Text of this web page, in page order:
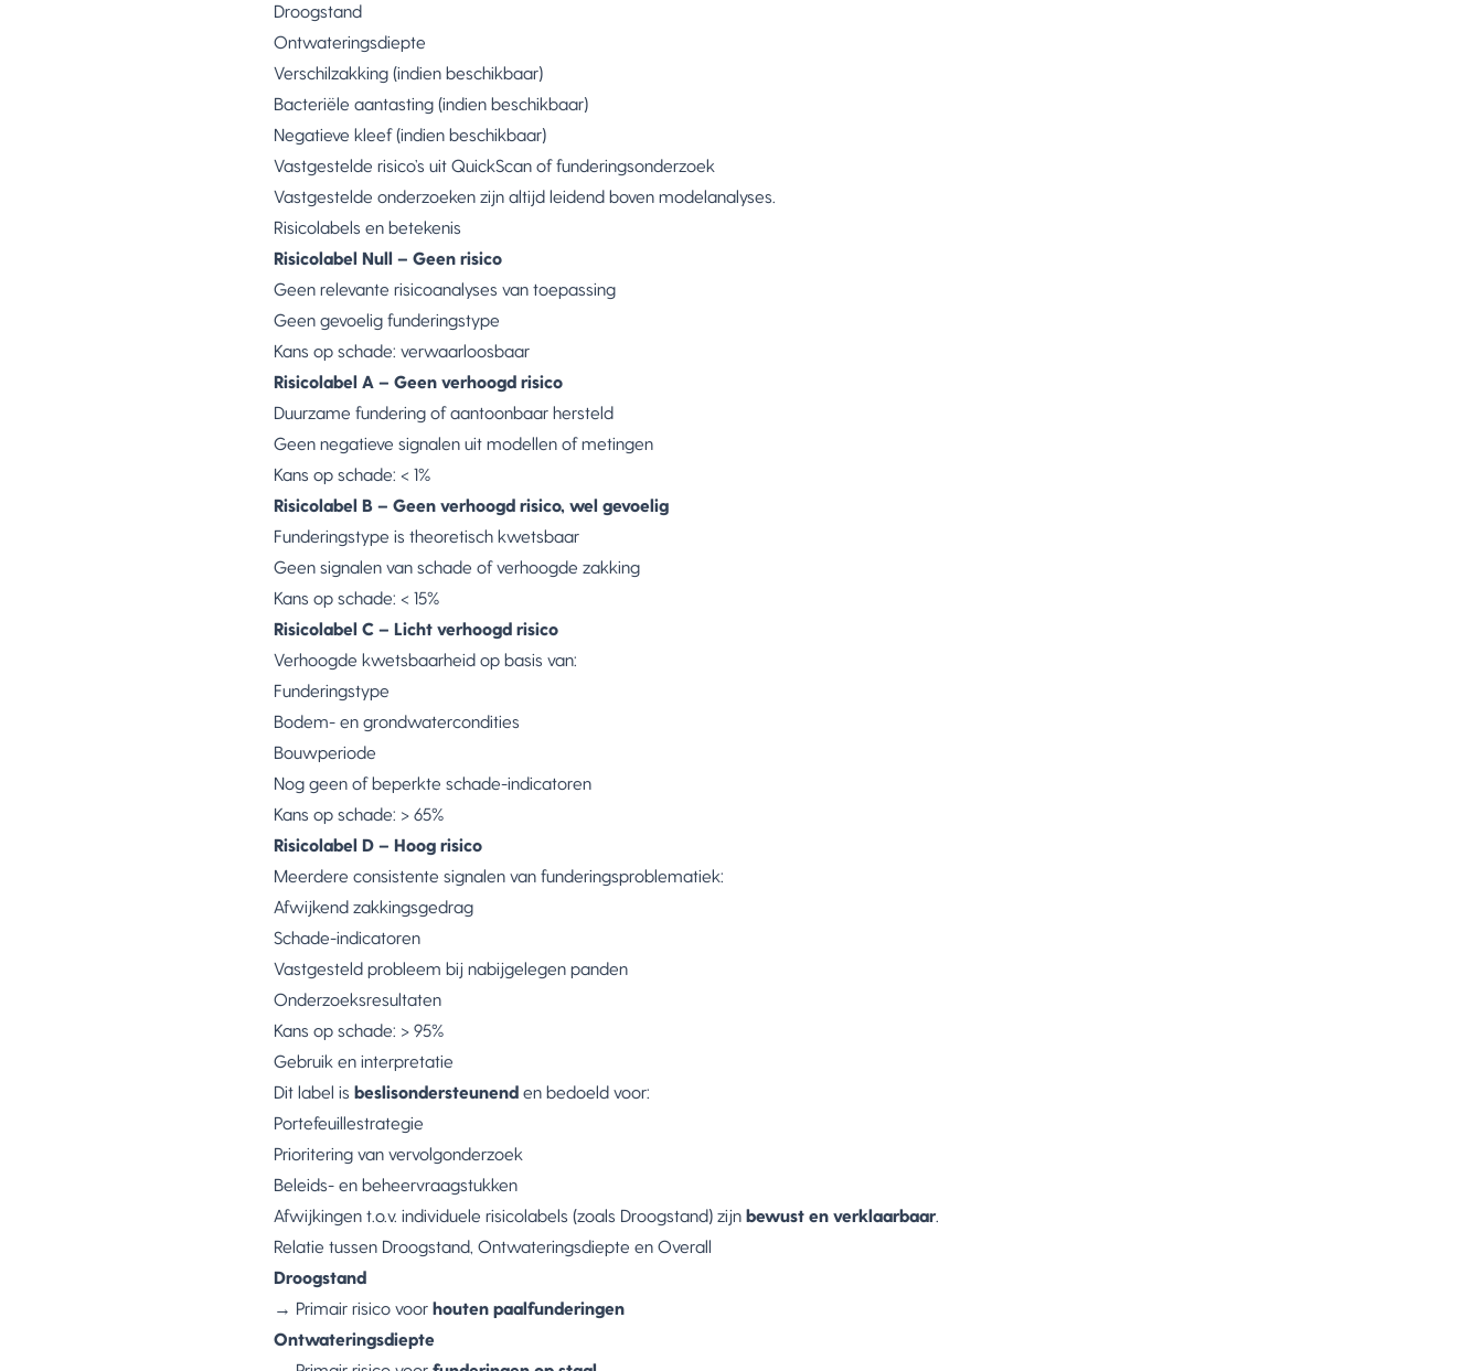
Droogstand
Ontwateringsdiepte
Verschilzakking (indien beschikbaar)
Bacteriële aantasting (indien beschikbaar)
Negatieve kleef (indien beschikbaar)
Vastgestelde risico’s uit QuickScan of funderingsonderzoek
Vastgestelde onderzoeken zijn altijd leidend boven modelanalyses.
Risicolabels en betekenis
Risicolabel Null – Geen risico
Geen relevante risicoanalyses van toepassing
Geen gevoelig funderingstype
Kans op schade: verwaarloosbaar
Risicolabel A – Geen verhoogd risico
Duurzame fundering of aantoonbaar hersteld
Geen negatieve signalen uit modellen of metingen
Kans op schade: < 1%
Risicolabel B – Geen verhoogd risico, wel gevoelig
Funderingstype is theoretisch kwetsbaar
Geen signalen van schade of verhoogde zakking
Kans op schade: < 15%
Risicolabel C – Licht verhoogd risico
Verhoogde kwetsbaarheid op basis van:
Funderingstype
Bodem- en grondwatercondities
Bouwperiode
Nog geen of beperkte schade-indicatoren
Kans op schade: > 65%
Risicolabel D – Hoog risico
Meerdere consistente signalen van funderingsproblematiek:
Afwijkend zakkingsgedrag
Schade-indicatoren
Vastgesteld probleem bij nabijgelegen panden
Onderzoeksresultaten
Kans op schade: > 95%
Gebruik en interpretatie
Dit label is beslisondersteunend en bedoeld voor:
Portefeuillestrategie
Prioritering van vervolgonderzoek
Beleids- en beheervraagstukken
Afwijkingen t.o.v. individuele risicolabels (zoals Droogstand) zijn bewust en verklaarbaar.
Relatie tussen Droogstand, Ontwateringsdiepte en Overall
Droogstand
→ Primair risico voor houten paalfunderingen
Ontwateringsdiepte